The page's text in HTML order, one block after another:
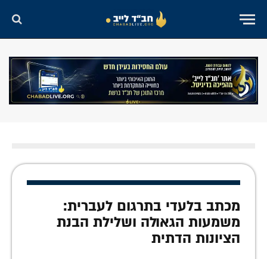
מכתב בלעדי בתרגום לעברית:
משמעות הגאולה ושלילת הבנת
הציונות הדתית